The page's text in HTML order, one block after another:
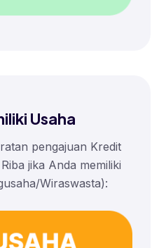
Usaha
pengajuan Kredit
jika Anda memiliki
Wiraswasta):